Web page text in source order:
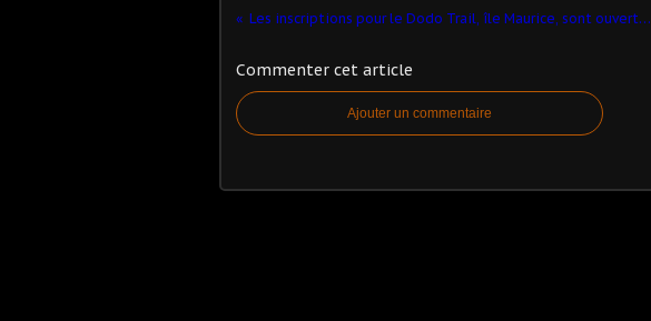
Les inscriptions pour le Dodo Trail, île Maurice, sont ouvertes
Commenter cet article
Ajouter un commentaire